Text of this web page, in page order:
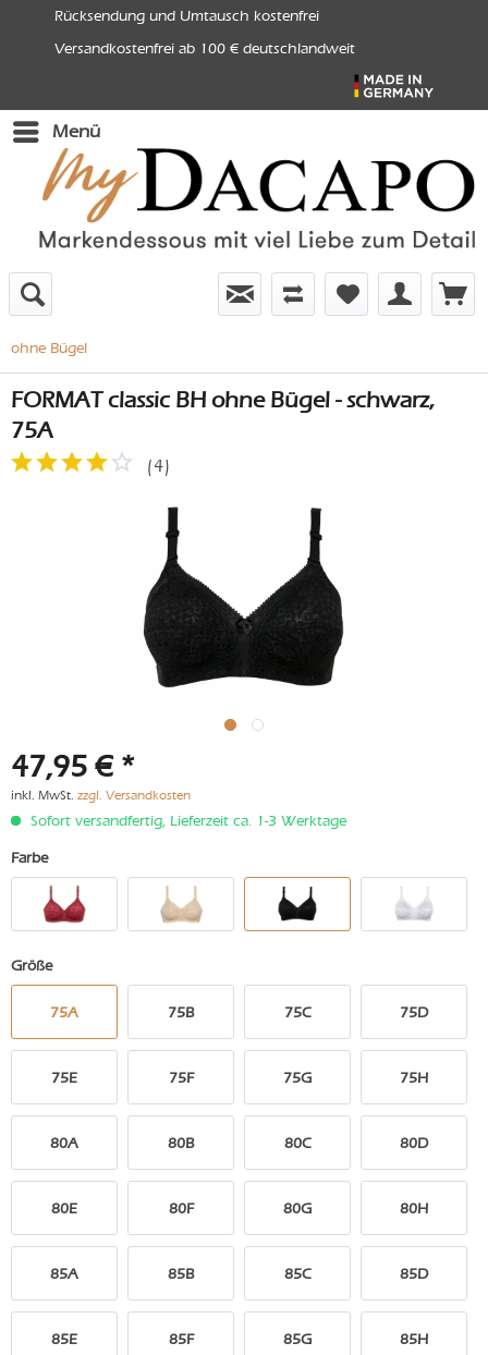
Rücksendung und Umtausch kostenfrei
Versandkostenfrei ab 100 € deutschlandweit
Menü
ohne Bügel
FORMAT classic BH ohne Bügel - schwarz,
75A
(4)
47,95 € *
inkl. MwSt. zzgl. Versandkosten
Sofort versandfertig, Lieferzeit ca. 1-3 Werktage
Farbe
Größe
75A 75B 75C 75D
75E 75F 75G 75H
80A 80B 80C 80D
80E 80F 80G 80H
85A 85B 85C 85D
85E 85F 85G 85H